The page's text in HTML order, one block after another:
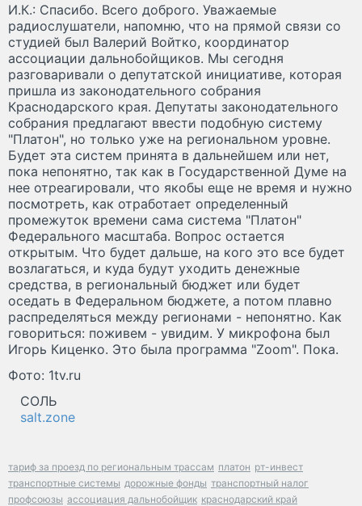
И.К.: Спасибо. Всего доброго. Уважаемые
радиослушатели, напомню, что на прямой связи со
студией был Валерий Войтко, координатор
ассоциации дальнобойщиков. Мы сегодня
разговаривали о депутатской инициативе, которая
пришла из законодательного собрания
Краснодарского края. Депутаты законодательного
собрания предлагают ввести подобную систему
"Платон", но только уже на региональном уровне.
Будет эта систем принята в дальнейшем или нет,
пока непонятно, так как в Государственной Думе на
нее отреагировали, что якобы еще не время и нужно
посмотреть, как отработает определенный
промежуток времени сама система "Платон"
Федерального масштаба. Вопрос остается
открытым. Что будет дальше, на кого это все будет
возлагаться, и куда будут уходить денежные
средства, в региональный бюджет или будет
оседать в Федеральном бюджете, а потом плавно
распределяться между регионами - непонятно. Как
говориться: поживем - увидим. У микрофона был
Игорь Киценко. Это была программа "Zoom". Пока.
Фото: 1tv.ru
СОЛЬ
salt.zone
тариф за проезд по региональным трассам платон рт-инвест
транспортные системы дорожные фонды транспортный налог
профсоюзы ассоциация дальнобойщик краснодарский край